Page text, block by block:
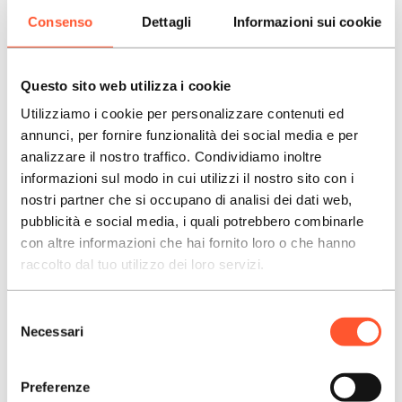
Consenso Dettagli Informazioni sui cookie
Questo sito web utilizza i cookie
Utilizziamo i cookie per personalizzare contenuti ed
annunci, per fornire funzionalità dei social media e per
analizzare il nostro traffico. Condividiamo inoltre
informazioni sul modo in cui utilizzi il nostro sito con i
nostri partner che si occupano di analisi dei dati web,
pubblicità e social media, i quali potrebbero combinarle
con altre informazioni che hai fornito loro o che hanno
raccolto dal tuo utilizzo dei loro servizi.
delNecessari
Preferenze
Utilizzo
picnic raccolti e in strutture coperte con spazio limitato.